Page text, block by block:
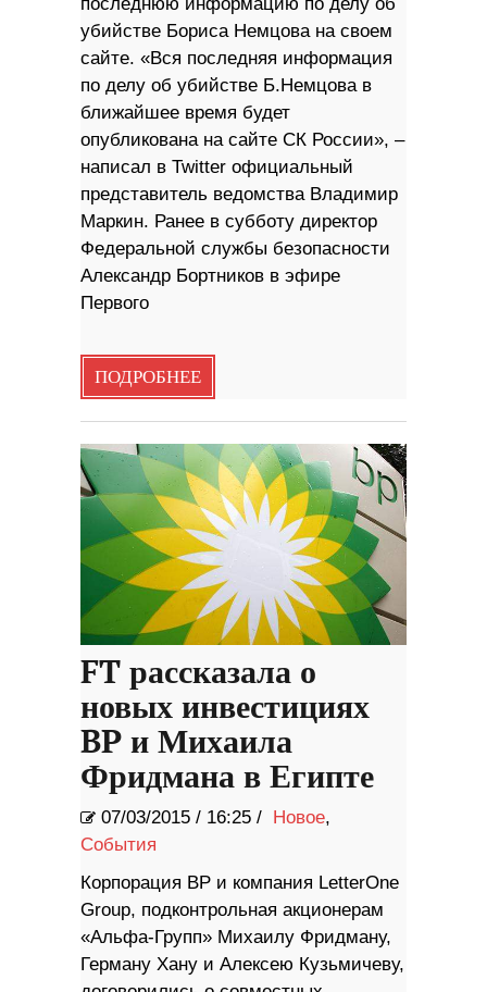
убийстве Бориса Немцова на своем
сайте. «Вся последняя информация
по делу об убийстве Б.Немцова в
ближайшее время будет
опубликована на сайте СК России», –
написал в Twitter официальный
представитель ведомства Владимир
Маркин. Ранее в субботу директор
Федеральной службы безопасности
Александр Бортников в эфире
Первого
ПОДРОБНЕЕ
FT рассказала о
новых инвестициях
BP и Михаила
Фридмана в Египте
07/03/2015 / 16:25 / Новое,
События
Корпорация BP и компания LetterOne
Group, подконтрольная акционерам
«Альфа-Групп» Михаилу Фридману,
Герману Хану и Алексею Кузьмичеву,